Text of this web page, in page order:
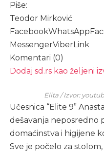
Piše:
Teodor Mirković
FacebookWhatsApp
MessengerViberLink
Komentari (0)
Dodaj sd.rs kao željeni
Elita / Izvor:
Učesnica “Elite 9”
dešavanja neposredno
domaćinstva i higijene
Sve je počelo za